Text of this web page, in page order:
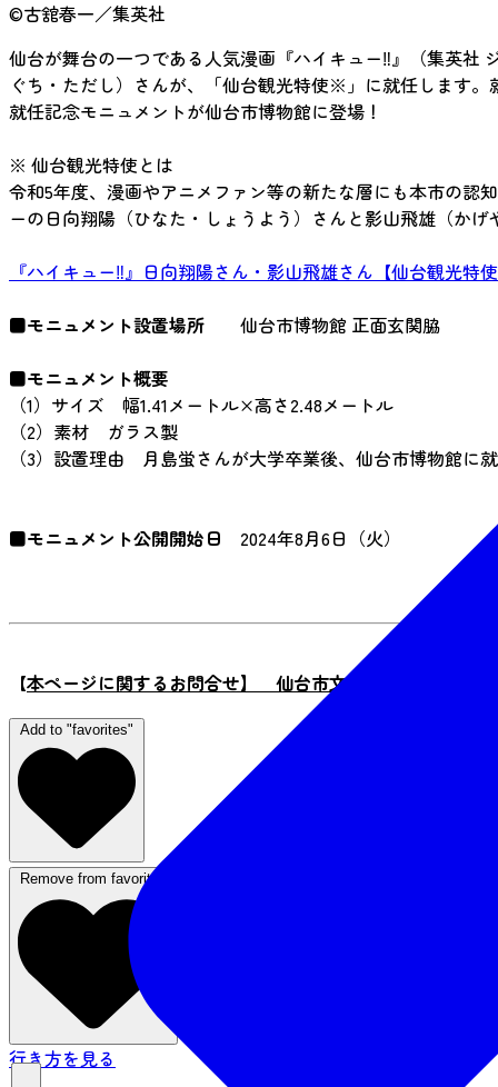
©古舘春一／集英社
仙台が舞台の一つである人気漫画『ハイキュー‼』（集英社
ぐち・ただし）さんが、「仙台観光特使※」に就任します
就任記念モニュメントが仙台市博物館に登場！
※ 仙台観光特使とは
令和5年度、漫画やアニメファン等の新たな層にも本市の認
ーの日向翔陽（ひなた・しょうよう）さんと影山飛雄（か
『ハイキュー‼』日向翔陽さん・影山飛雄さん【仙台観光特
■モニュメント設置場所 仙台市博物館 正面玄関脇
■モニュメント概要
（1）サイズ 幅1.41メートル×高さ2.48メートル
（2）素材 ガラス製
（3）設置理由 月島蛍さんが大学卒業後、仙台市博物館に
■モニュメント公開開始日 2024年8月6日（火）
【本ページに関するお問合せ】 仙台市文化観光局観光戦
Add to "favorites"
Remove from favorites
行き方を見る